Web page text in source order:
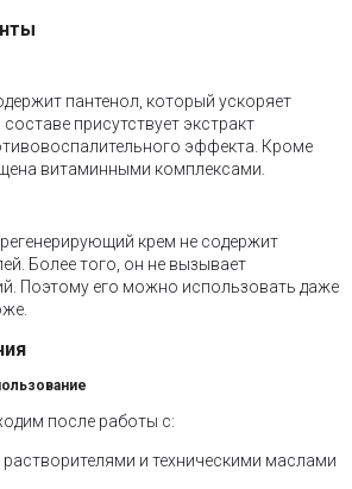
пантенол, который ускоряет
присутствует экстракт
эффекта. Кроме
витаминными комплексами.
крем не содержит
Более того, он не вызывает
Поэтому его можно использовать даже
после работы с:
и техническими маслами